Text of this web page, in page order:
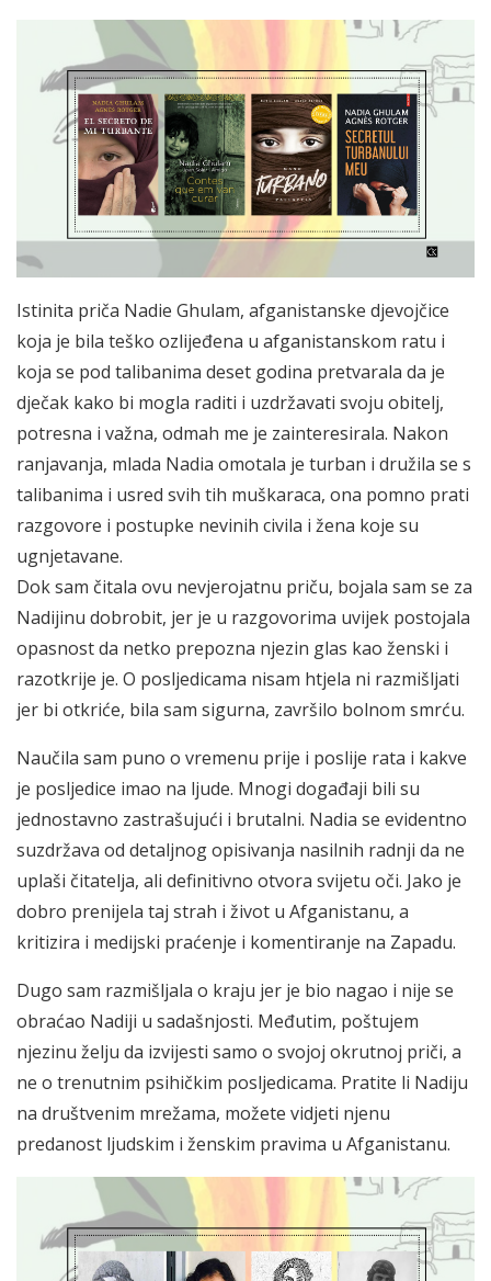
Istinita priča Nadie Ghulam, afganistanske djevojčice
koja je bila teško ozlijeđena u afganistanskom ratu i
koja se pod talibanima deset godina pretvarala da je
dječak kako bi mogla raditi i uzdržavati svoju obitelj,
potresna i važna, odmah me je zainteresirala. Nakon
ranjavanja, mlada Nadia omotala je turban i družila se s
talibanima i usred svih tih muškaraca, ona pomno prati
razgovore i postupke nevinih civila i žena koje su
ugnjetavane.
Dok sam čitala ovu nevjerojatnu priču, bojala sam se za
Nadijinu dobrobit, jer je u razgovorima uvijek postojala
opasnost da netko prepozna njezin glas kao ženski i
razotkrije je. O posljedicama nisam htjela ni razmišljati
jer bi otkriće, bila sam sigurna, završilo bolnom smrću.
Naučila sam puno o vremenu prije i poslije rata i kakve
je posljedice imao na ljude. Mnogi događaji bili su
jednostavno zastrašujući i brutalni. Nadia se evidentno
suzdržava od detaljnog opisivanja nasilnih radnji da ne
uplaši čitatelja, ali definitivno otvora svijetu oči. Jako je
dobro prenijela taj strah i život u Afganistanu, a
kritizira i medijski praćenje i komentiranje na Zapadu.
Dugo sam razmišljala o kraju jer je bio nagao i nije se
obraćao Nadiji u sadašnjosti. Međutim, poštujem
njezinu želju da izvijesti samo o svojoj okrutnoj priči, a
ne o trenutnim psihičkim posljedicama. Pratite li Nadiju
na društvenim mrežama, možete vidjeti njenu
predanost ljudskim i ženskim pravima u Afganistanu.